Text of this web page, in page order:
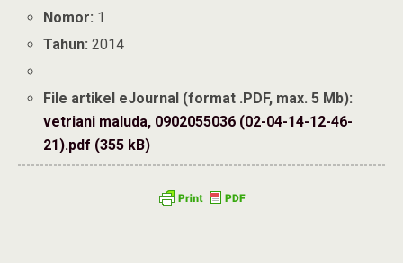
Nomor: 1
Tahun: 2014
File artikel eJournal (format .PDF, max. 5 Mb):
vetriani maluda, 0902055036 (02-04-14-12-46-
21).pdf (355 kB)